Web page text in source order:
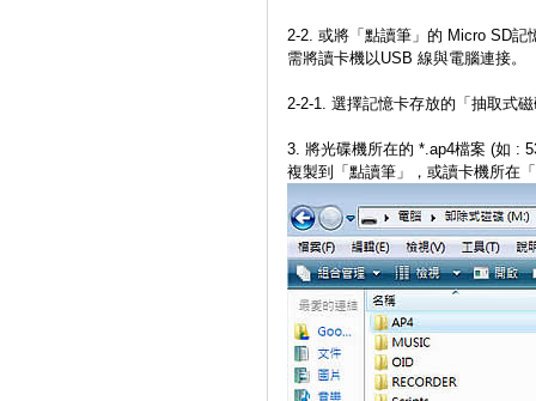
2-2. 或將「點讀筆」的 Micro SD記
需將讀卡機以USB 線與電腦連接。
2-2-1. 選擇記憶卡存放的「抽取式
3. 將光碟機所在的 *.ap4檔案 (如 :
複製到「點讀筆」，或讀卡機所在